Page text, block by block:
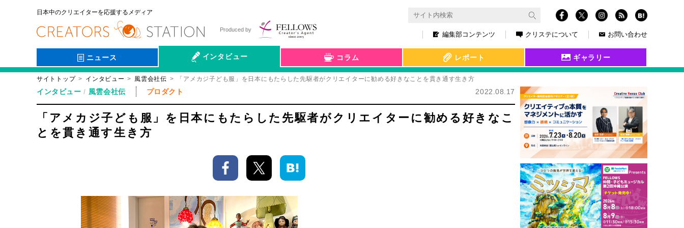
日本中のクリエイターを応援するメディア
編集部コンテンツ クリステについて お問い合わせ
Produced by
ニュース インタビュー
会社伝
コラム レポート ギャラリー
サイトトップ インタビュー 風雲会社伝 「アメカジ子ども服」を日本にもたらした先駆者がクリエイターに勧める好きなことを貫き通す生き方
インタビュー 風雲会社伝 プロダクト 2022.08.17
「アメカジ子ども服」を日本にもたらした先駆者がクリエイターに勧める好きなこ
とを貫き通す生き方